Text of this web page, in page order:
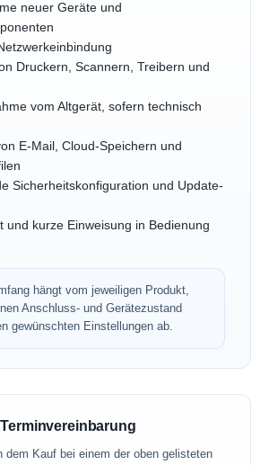
neuer Geräte und
Druckern, Scannern, Treibern und
vom Altgerät, sofern technisch
E-Mail, Cloud-Speichern und
Sicherheitskonfiguration und Update-
und kurze Einweisung in Bedienung
hängt vom jeweiligen Produkt,
Anschluss- und Gerätezustand
gewünschten Einstellungen ab.
Terminvereinbarung
dem Kauf bei einem der oben gelisteten